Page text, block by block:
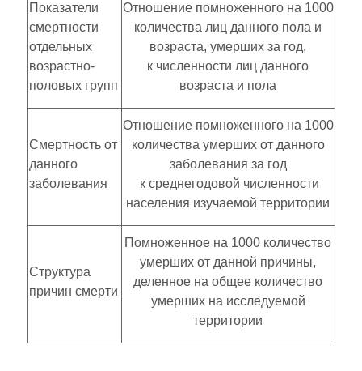
Показатели
смертности
отдельных
возрастно-
половых групп
Отношение помноженного на 1000
количества лиц данного пола и
возраста, умерших за год,
к численности лиц данного
возраста и пола
Смертность от
данного
заболевания
Отношение помноженного на 1000
количества умерших от данного
заболевания за год
к среднегодовой численности
населения изучаемой территории
Структура
причин смерти
Помноженное на 1000 количество
умерших от данной причины,
деленное на общее количество
умерших на исследуемой
территории